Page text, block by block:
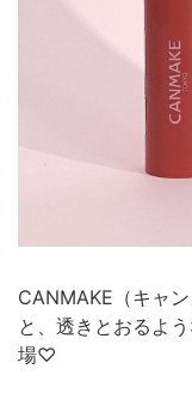
CANMAKE（キャ
と、透きとおるよ
場♡